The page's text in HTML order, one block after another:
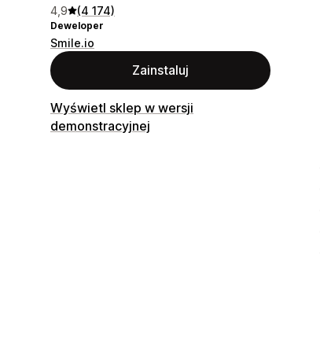
4,9 (4 174)
Deweloper
Smile.io
Zainstaluj
Wyświetl sklep w wersji
demonstracyjnej